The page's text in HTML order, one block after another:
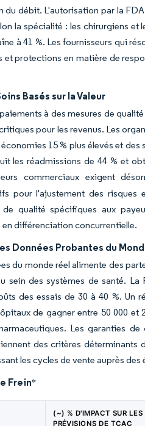
débit. L'autorisation par la
la spécialité : les chirurgiens
à 41 %. Les fournisseurs qui
et protections en matière de
Basés sur la Valeur
à des mesures de
pour les revenus. Les
15 % plus élevés et
les réadmissions de 44 % et
commerciaux exigent
pour l'ajustement des
qualité spécifiques aux
différenciation concurrentielle.
Données Probantes du
du monde réel alimente des
sein des systèmes de santé.
des essais de 30 à 40 %. Un
de gagner entre 50 000 et
Les garanties
des critères
les cycles de vente auprès des
Frein*
(~) % D'IMPACT SUR LES
PRÉVISIONS DE TCAC